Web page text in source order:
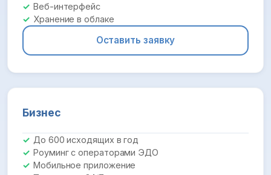
Веб-интерфейс
Хранение в облаке
Оставить заявку
Бизнес
До 600 исходящих в год
Роуминг с операторами ЭДО
Мобильное приложение